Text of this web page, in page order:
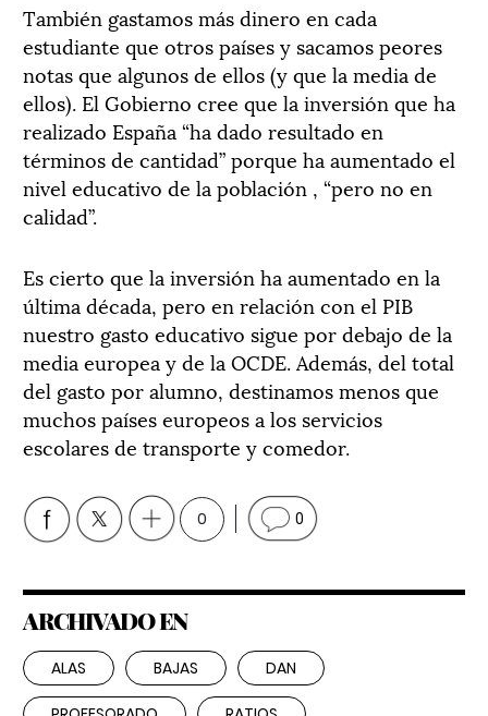
También gastamos más dinero en cada
estudiante que otros países y sacamos peores
notas que algunos de ellos (y que la media de
ellos). El Gobierno cree que la inversión que ha
realizado España “ha dado resultado en
términos de cantidad” porque ha aumentado el
nivel educativo de la población , “pero no en
calidad”.
Es cierto que la inversión ha aumentado en la
última década, pero en relación con el PIB
nuestro gasto educativo sigue por debajo de la
media europea y de la OCDE. Además, del total
del gasto por alumno, destinamos menos que
muchos países europeos a los servicios
escolares de transporte y comedor.
0 0
ARCHIVADO EN
ALAS BAJAS DAN